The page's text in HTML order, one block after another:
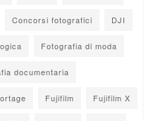
Concorsi fotografici DJI
Fotografia di moda
documentaria
Fujifilm Fujifilm X